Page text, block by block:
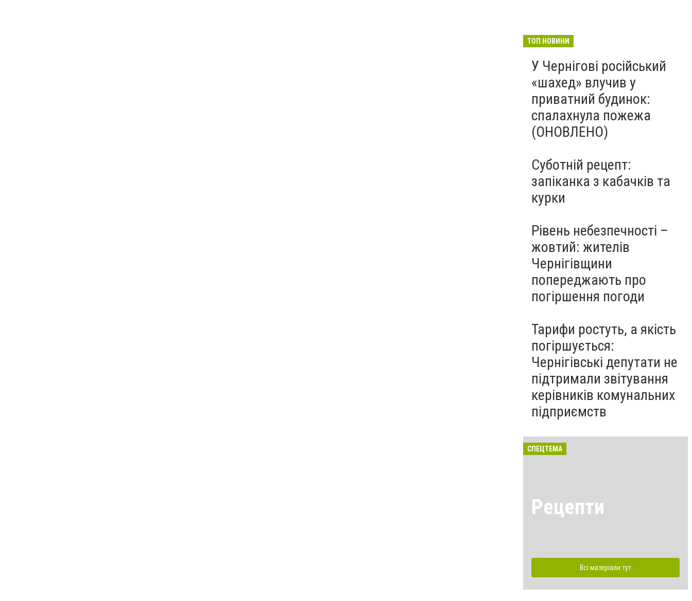
ТОП НОВИНИ
У Чернігові російський
«шахед» влучив у
приватний будинок:
спалахнула пожежа
(ОНОВЛЕНО)
Суботній рецепт:
запіканка з кабачків та
курки
Рівень небезпечності –
жовтий: жителів
Чернігівщини
попереджають про
погіршення погоди
Тарифи ростуть, а якість
погіршується:
Чернігівські депутати не
підтримали звітування
керівників комунальних
підприємств
СПЕЦТЕМА
Рецепти
Всі матеріали тут